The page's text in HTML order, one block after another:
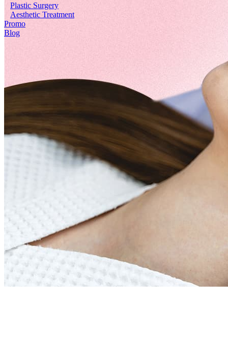
Plastic Surgery
Aesthetic Treatment
Promo
Blog
Plastic Surgery
Aesthetic Treatment
Promo
Blog